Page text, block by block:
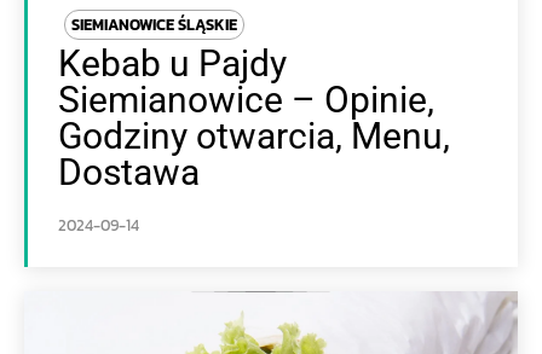
SIEMIANOWICE ŚLĄSKIE
Kebab u Pajdy
Siemianowice – Opinie,
Godziny otwarcia, Menu,
Dostawa
2024-09-14